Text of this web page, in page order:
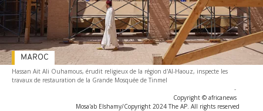
Hassan Ait Ali Ouhamous, érudit religieux de la région d'Al-Haouz, inspecte les
travaux de restauration de la Grande Mosquée de Tinmel
-
Copyright © africanews
Mosa'ab Elshamy/Copyright 2024 The AP. All rights reserved
MAROC